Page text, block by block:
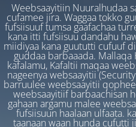
Weebsaayitiin Nuuralhudaa
cufamee jira. Waggaa tokko
fufsiisuuf tumsa gaafachaa
kana itti fufsiisuu dandahu
miidiyaa kana guututti cufuuf
guddaa barbaaada. Mallaqa
kafalamu, Kafaltii maqaa
nageenya websaayitii
barruulee weebsaayitii
weebsaayitiif barbaachisan
gahaan argamu malee
fufsiisuun haalaan ulfaata.
taanaan waan hunda cufutti